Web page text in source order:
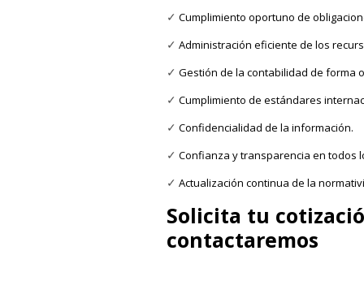
✓ Cumplimiento oportuno de
✓ Administración eficiente de los
✓ Gestión de la contabilidad de forma
✓ Cumplimiento de estándares
✓ Confidencialidad de la información.
✓ Confianza y transparencia en todos
✓ Actualización continua de la
Solicita tu
contactaremos